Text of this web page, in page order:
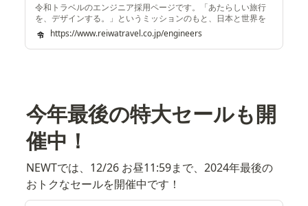
令和トラベルのエンジニア採用ページです。「あたらしい旅行
を、デザインする。」というミッションのもと、日本と世界を
つなぐ、旅行の未来を創りたいエンジニアを募集しています。
https://www.reiwatravel.co.jp/engineers
今年最後の特大セールも開
催中！
NEWTでは、12/26 お昼11:59まで、2024年最後の
おトクなセールを開催中です！